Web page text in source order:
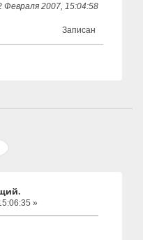
2007, 15:04:58
Записан
»